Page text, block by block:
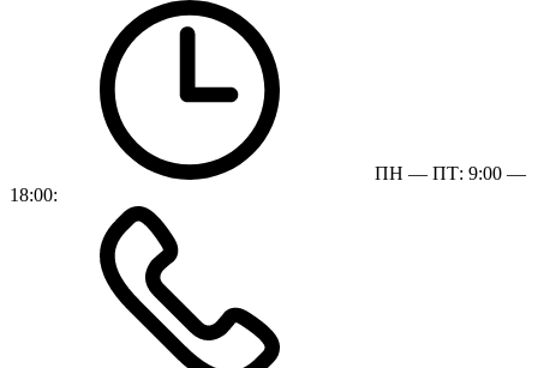
ПН — ПТ: 9:00 —
18:00: